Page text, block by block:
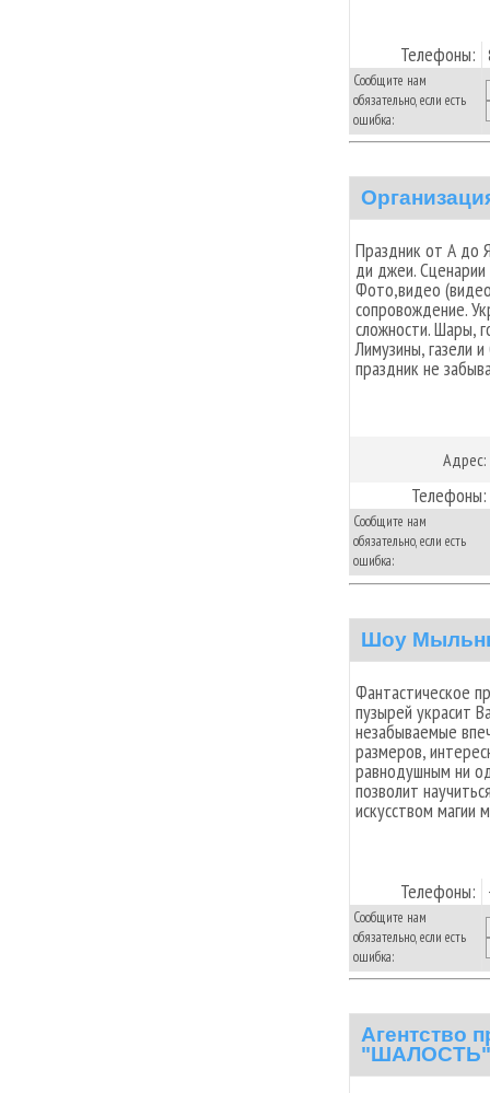
Телефоны:
Сообщите нам
обязательно, если есть
ошибка:
Праздник от А до
ди джеи.
Фото,видео
сопровождение.
сложности. Шары,
Лимузины, газели
праздник не
Адрес:
Телефоны:
Сообщите нам
обязательно, если есть
ошибка:
Шоу
Фантастическое
пузырей украсит
незабываемые
размеров,
равнодушным ни
позволит
искусством магии
Телефоны:
Сообщите нам
обязательно, если есть
ошибка:
Агентство
"ШАЛОСТЬ"